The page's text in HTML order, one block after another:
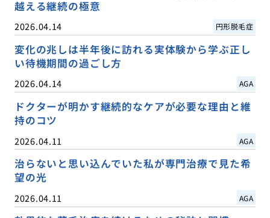
越える継続の極意
2026.04.14 円形脱毛症
変化の兆しは半年後に訪れる実体験から学ぶ正し
い待機期間の過ごし方
2026.04.14 AGA
ドクターが明かす継続的なケアが必要な理由と維
持のコツ
2026.04.11 AGA
治らないと思い込んでいた私が専門治療で見た希
望の光
2026.04.11 AGA